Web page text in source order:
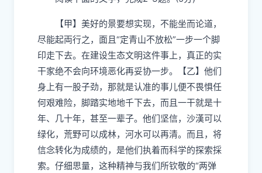
【甲】 美好的景要想实现，不能坐而论道，
尽能起両行之，面且“定青山不放松”一步一个脚
印走下去。在建设生态文明这件事上，真正的实
干家绝不会向环境恶化再妥协一步。【乙】他们
身上有一股子劲，那就是认准的事儿便不畏惧任
何艰难险，脚踏实地地千下去，而且一干就是十
年、 几十年， 甚至一辈子。他们坚信，沙漢可以
绿化，荒野可以成林，河水可以再清。而且，将
信念转化为成绩的，是他们执着而科学的探索採
索。 仔细思量，这种精神与我们所钦敬的“两弹